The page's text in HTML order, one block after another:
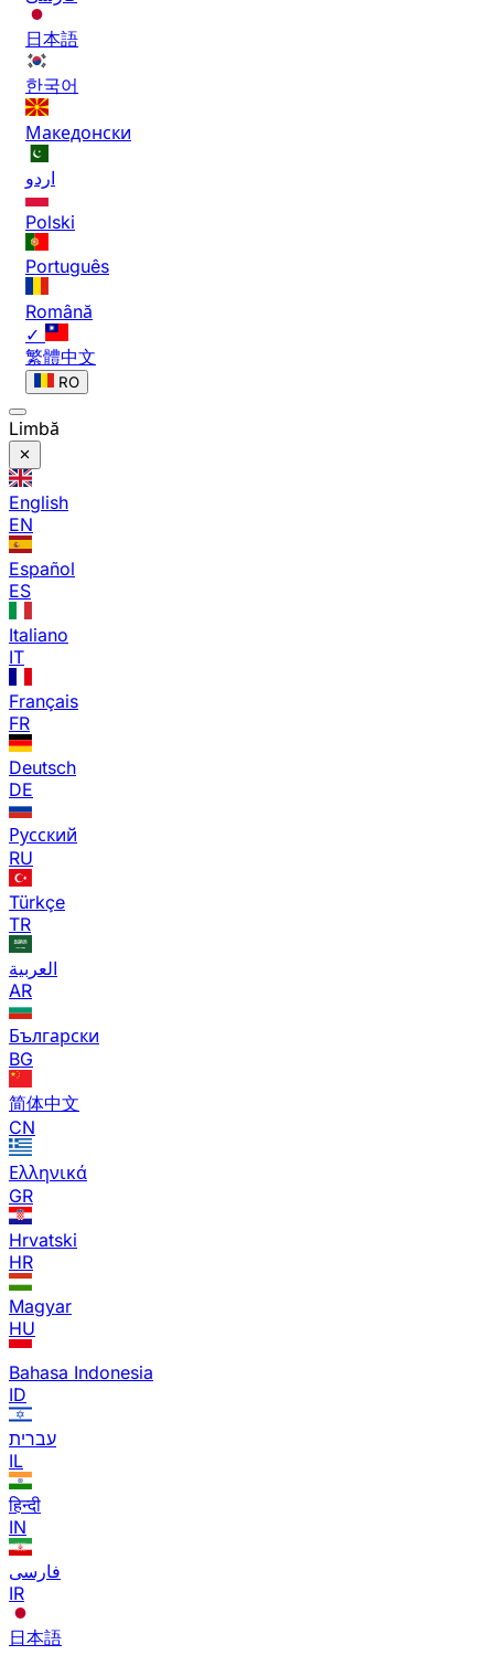
日本語
한국어
Македонски
اردو
Polski
Português
Română
✓
繁體中文
RO
Limbă
English
EN
Español
ES
Italiano
IT
Français
FR
Deutsch
DE
Русский
RU
Türkçe
TR
العربية
AR
Български
BG
简体中文
CN
Ελληνικά
GR
Hrvatski
HR
Magyar
HU
Bahasa Indonesia
ID
עברית
IL
हिन्दी
IN
فارسی
IR
日本語